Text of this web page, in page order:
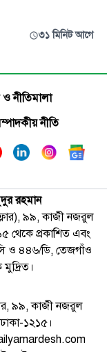
৩১ মিনিট আগে
ও নীতিমালা
নীতি
রহমান
৯৯, কাজী নজরুল
থেকে প্রকাশিত এবং
ও ৪৪৬/ডি, তেজগাঁও
৯৯, কাজী নজরুল
১২১৫।